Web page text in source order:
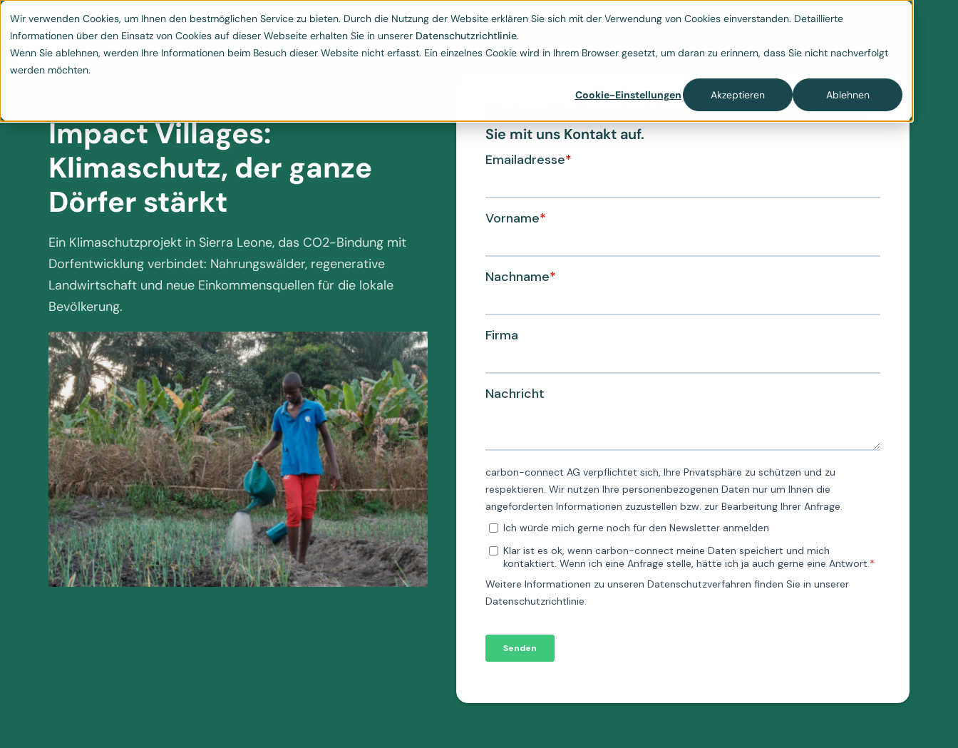
Wir verwenden Cookies, um Ihnen den bestmöglichen Service zu bieten. Durch die Nutzung der Website erklären Sie sich mit der Verwendung von Cookies einverstanden. Detaillierte
Informationen über den Einsatz von Cookies auf dieser Webseite erhalten Sie in unserer Datenschutzrichtlinie.
Wenn Sie ablehnen, werden Ihre Informationen beim Besuch dieser Website nicht erfasst. Ein einzelnes Cookie wird in Ihrem Browser gesetzt, um daran zu erinnern, dass Sie nicht nachverfolgt
werden möchten.
Cookie-Einstellungen
Akzeptieren Ablehnen
Leistungen  Klimaschutzprojekte  Blog & Ressourcen  Über uns  Kontakt ESG-Hub 
Impact Villages:
Klimaschutz, der ganze
Dörfer stärkt
Ein Klimaschutzprojekt in Sierra Leone, das CO2-Bindung mit
Dorfentwicklung verbindet: Nahrungswälder, regenerative
Landwirtschaft und neue Einkommensquellen für die lokale
Bevölkerung.
Möchten Sie dieses Projekt unterstützen? Bitte nehmen
Sie mit uns Kontakt auf.